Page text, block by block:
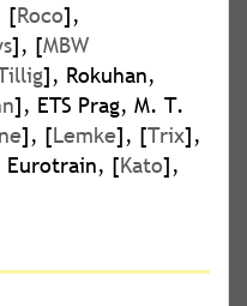
[Roco],
], [MBW
], Rokuhan,
], ETS Prag, M. T.
], [Lemke], [Trix],
Eurotrain, [Kato],